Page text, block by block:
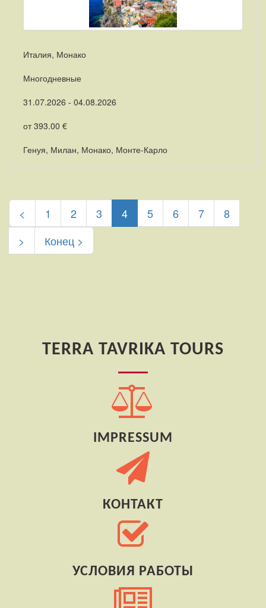
Италия, Монако
Многодневные
31.07.2026 - 04.08.2026
от 393.00 €
Генуя, Милан, Монако, Монте-Карло
< 1 2 3 4(current)
5 6 7
8
>
Конец >
TERRA TAVRIKA TOURS
IMPRESSUM
КОНТАКТ
УСЛОВИЯ РАБОТЫ